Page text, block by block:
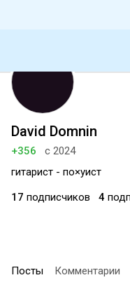
David Domnin
+356
с 2024
гитарист - по×уист
17 подписчиков 4
Посты Комментарии